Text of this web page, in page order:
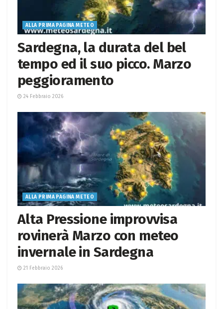
ALLA PRIMA PAGINA METEO
Sardegna, la durata del bel
tempo ed il suo picco. Marzo
peggioramento
24 Febbraio 2026
ALLA PRIMA PAGINA METEO
Alta Pressione improvvisa
rovinerà Marzo con meteo
invernale in Sardegna
21 Febbraio 2026